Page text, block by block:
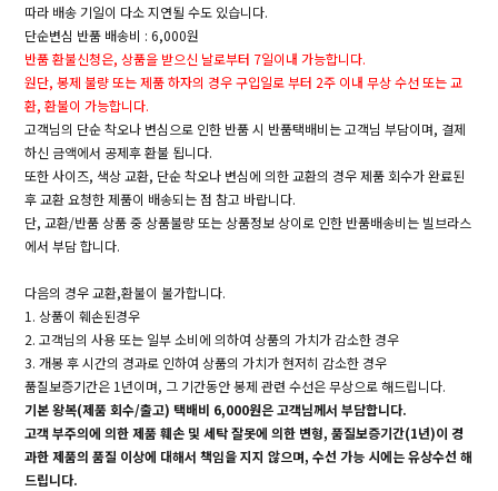
따라 배송 기일이 다소 지연될 수도 있습니다.
단순변심 반품 배송비 : 6,000원
반품 환불신청은, 상품을 받으신 날로부터 7일이내 가능합니다.
원단, 봉제 불량 또는 제품 하자의 경우 구입일로 부터 2주 이내 무상 수선 또는 교
환, 환불이 가능합니다.
고객님의 단순 착오나 변심으로 인한 반품 시 반품택배비는 고객님 부담이며, 결제
하신 금액에서 공제후 환불 됩니다.
또한 사이즈, 색상 교환, 단순 착오나 변심에 의한 교환의 경우 제품 회수가 완료된
후 교환 요청한 제품이 배송되는 점 참고 바랍니다.
단, 교환/반품 상품 중 상품불량 또는 상품정보 상이로 인한 반품배송비는 빌브라스
에서 부담 합니다.
다음의 경우 교환,환불이 불가합니다.
1. 상품이 훼손된경우
2. 고객님의 사용 또는 일부 소비에 의하여 상품의 가치가 감소한 경우
3. 개봉 후 시간의 경과로 인하여 상품의 가치가 현저히 감소한 경우
품질보증기간은 1년이며, 그 기간동안 봉제 관련 수선은 무상으로 해드립니다.
기본 왕복(제품 회수/출고) 택배비 6,000원은 고객님께서 부담합니다.
고객 부주의에 의한 제품 훼손 및 세탁 잘못에 의한 변형, 품질보증기간(1년)이 경
과한 제품의 품질 이상에 대해서 책임을 지지 않으며, 수선 가능 시에는 유상수선 해
드립니다.